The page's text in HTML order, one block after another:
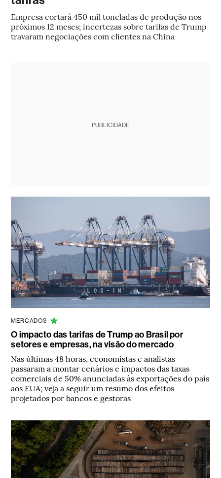
Empresa cortará 450 mil toneladas de produção nos
próximos 12 meses; incertezas sobre tarifas de Trump
travaram negociações com clientes na China
PUBLICIDADE
MERCADOS
O impacto das tarifas de Trump ao Brasil por
setores e empresas, na visão do mercado
Nas últimas 48 horas, economistas e analistas
passaram a montar cenários e impactos das taxas
comerciais de 50% anunciadas às exportações do país
aos EUA; veja a seguir um resumo dos efeitos
projetados por bancos e gestoras